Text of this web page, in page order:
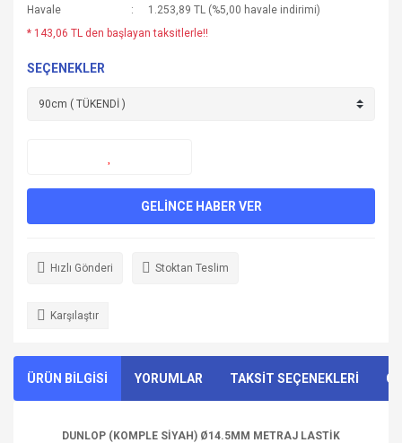
Havale
1.253,89 TL (%5,00 havale indirimi)
* 143,06 TL den başlayan taksitlerle!!
SEÇENEKLER
GELİNCE HABER VER
Hızlı Gönderi Stoktan Teslim
Karşılaştır
ÜRÜN BİLGİSİ YORUMLAR TAKSİT SEÇENEKLERİ
DUNLOP (KOMPLE SİYAH) Ø14.5MM METRAJ LASTİK